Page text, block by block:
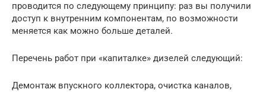
проводится по следующему принципу: раз вы получили
доступ к внутренним компонентам, по возможности
меняется как можно больше деталей.
Перечень работ при «капиталке» дизелей следующий:
Демонтаж впускного коллектора, очистка каналов,